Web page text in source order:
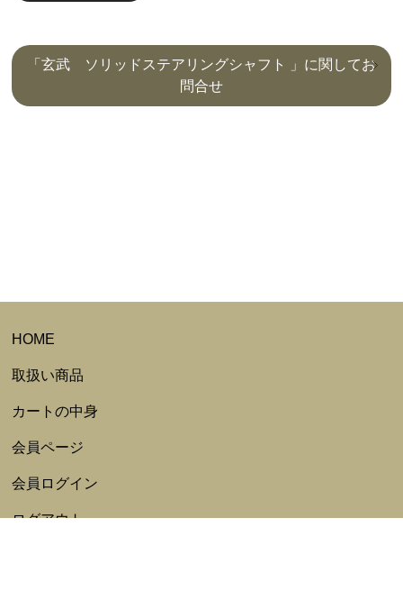
「玄武 ソリッドステアリングシャフト 」に関してお
問合せ
HOME
取扱い商品
カートの中身
会員ページ
会員ログイン
ログアウト